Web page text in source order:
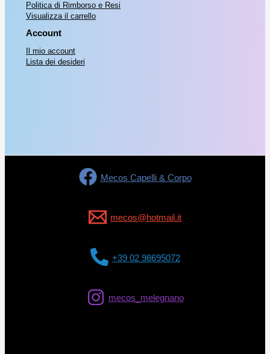
Politica di Rimborso e Resi
Visualizza il carrello
Account
Il mio account
Lista dei desideri
Mecos Capelli & Corpo
mecos@hotmail.it
+39 02 98695072
mecos_melegnano